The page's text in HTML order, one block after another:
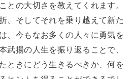
との大切さを教えてくれます。
、そしてそれを乗り越えて新た
、今もなお多くの人々に勇気を
武揚の人生を振り返ることで、
ときにどう生きるべきか、何を